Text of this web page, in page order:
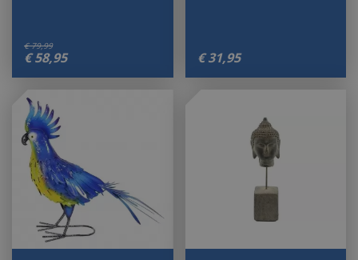
€ 79,99
€ 58,95 € 31,95